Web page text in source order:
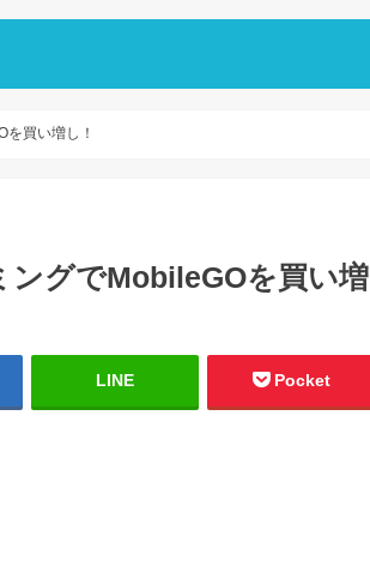
買い増し！
ングでMobileGOを買い増
LINE Pocket